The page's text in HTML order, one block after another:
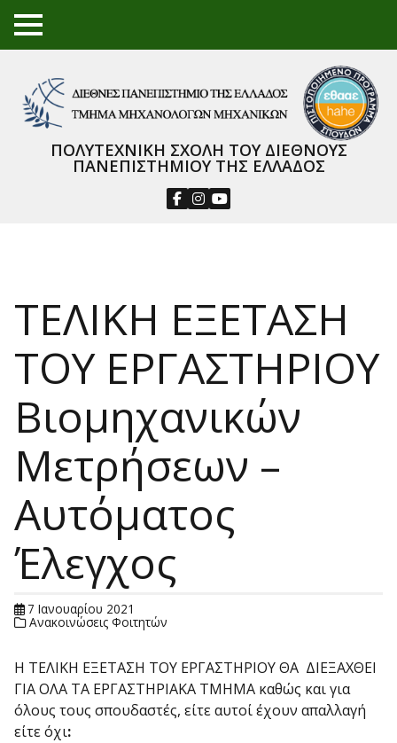
TO
GGL
NU
ΠΟΛΥΤΕΧΝΙΚΗ ΣΧΟΛΗ ΤΟΥ ΔΙΕΘΝΟΥΣ
ΠΑΝΕΠΙΣΤΗΜΙΟΥ ΤΗΣ ΕΛΛΑΔΟΣ
ΤΕΛΙΚΗ ΕΞΕΤΑΣΗ
ΤΟΥ ΕΡΓΑΣΤΗΡΙΟΥ
Βιομηχανικών
Μετρήσεων –
Αυτόματος
Έλεγχος
7 Ιανουαρίου 2021
Ανακοινώσεις Φοιτητών
Η ΤΕΛΙΚΗ ΕΞΕΤΑΣΗ ΤΟΥ ΕΡΓΑΣΤΗΡΙΟΥ ΘΑ ΔΙΕΞΑΧΘΕΙ
ΓΙΑ ΟΛΑ ΤΑ ΕΡΓΑΣΤΗΡΙΑΚΑ ΤΜΗΜΑ καθώς και για
όλους τους σπουδαστές, είτε αυτοί έχουν απαλλαγή
είτε όχι: